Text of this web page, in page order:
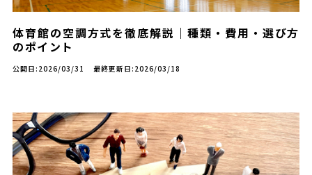
体育館の空調方式を徹底解説｜種類・費用・選び方
のポイント
公開日:2026/03/31 最終更新日:2026/03/18